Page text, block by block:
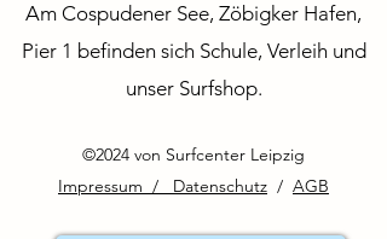
Am Cospudener See, Zöbigker Hafen,
Pier 1 befinden sich Schule, Verleih und
unser Surfshop.
©2024 von Surfcenter Leipzig
Impressum / Datenschutz / AGB